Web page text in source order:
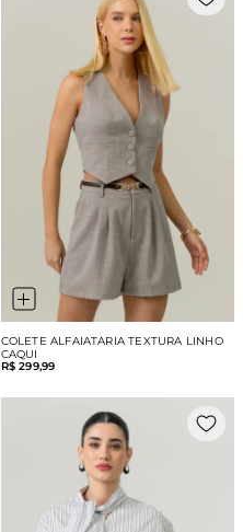
COLETE ALFAIATARIA TEXTURA LINHO
CAQUI
R$ 299,99